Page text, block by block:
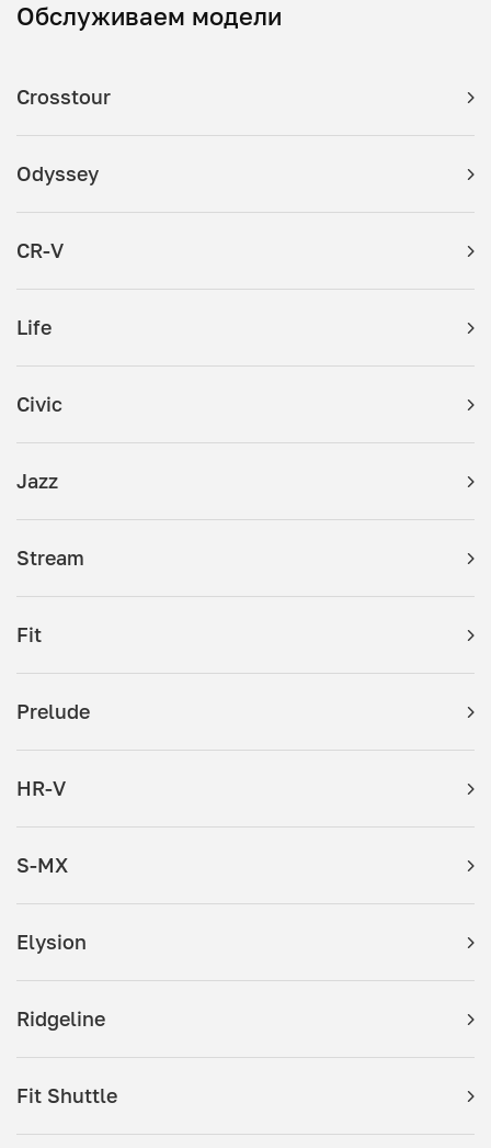
Обслуживаем модели
Crosstour
Odyssey
CR-V
Life
Civic
Jazz
Stream
Fit
Prelude
HR-V
S-MX
Elysion
Ridgeline
Fit Shuttle